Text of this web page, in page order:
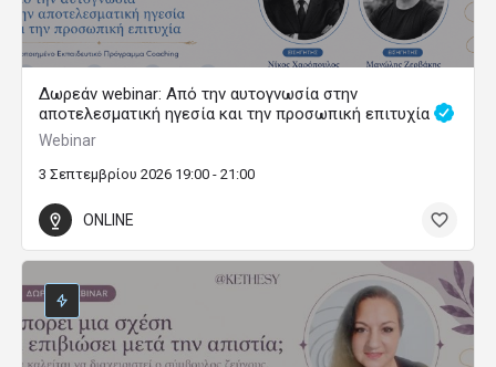
Δωρεάν webinar: Από την αυτογνωσία στην
αποτελεσματική ηγεσία και την προσωπική επιτυχία
Webinar
3 Σεπτεμβρίου 2026 19:00 - 21:00
ONLINE